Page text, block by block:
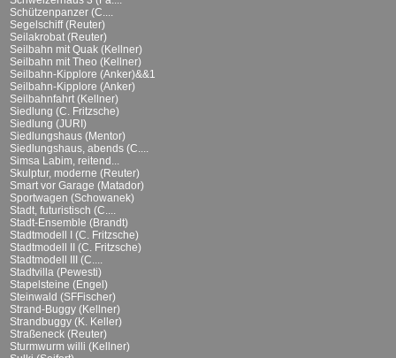
Schützenpanzer (C....
Segelschiff (Reuter)
Seilakrobat (Reuter)
Seilbahn mit Quak (Kellner)
Seilbahn mit Theo (Kellner)
Seilbahn-Kipplore (Anker)&&1
Seilbahn-Kipplore (Anker)
Seilbahnfahrt (Kellner)
Siedlung (C. Fritzsche)
Siedlung (JURI)
Siedlungshaus (Mentor)
Siedlungshaus, abends (C....
Simsa Labim, reitend...
Skulptur, moderne (Reuter)
Smart vor Garage (Matador)
Sportwagen (Schowanek)
Stadt, futuristisch (C....
Stadt-Ensemble (Brandt)
Stadtmodell I (C. Fritzsche)
Stadtmodell II (C. Fritzsche)
Stadtmodell III (C....
Stadtvilla (Pewesti)
Stapelsteine (Engel)
Steinwald (SFFischer)
Strand-Buggy (Kellner)
Strandbuggy (K. Keller)
Straßeneck (Reuter)
Sturmwurm willi (Kellner)